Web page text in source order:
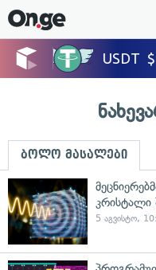
ბოლო მასალები
კრისტალი
5 აგვისტო,